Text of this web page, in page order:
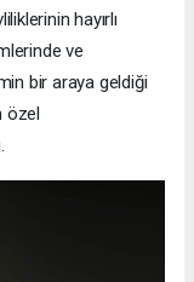
hayırlı
ve
bir araya geldiği
özel